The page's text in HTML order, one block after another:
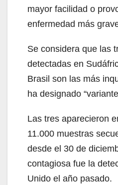
mayor facilidad o
enfermedad más
Se considera que las
detectadas en
Brasil son las más
ha designado
Las tres aparecieron
11.000 muestras
desde el 30 de
contagiosa fue la
Unido el año pasado.